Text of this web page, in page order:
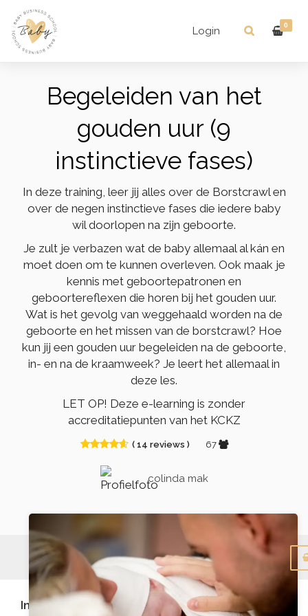
Login 0
Begeleiden van het
gouden uur (9
instinctieve fases)
In deze training, leer jij alles over de Borstcrawl en
over de negen instinctieve fases die iedere baby
wil doorlopen na zijn geboorte.
Je zult je verbazen wat de baby allemaal al kán en
moet doen om te kunnen overleven. Ook maak je
kennis met geboortepatronen en
geboortereflexen die horen bij het gouden uur.
Wat is het gevolg van weggehaald worden na de
geboorte en het missen van de borstcrawl? Hoe
kun jij een gouden uur begeleiden na de geboorte,
in- en na de kraamweek? Je leert het allemaal in
deze les.
LET OP! Deze e-learning is zonder
accreditatiepunten van het KCKZ
( 14 reviews ) 67
colinda mak
Menu
Introductie